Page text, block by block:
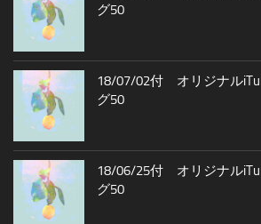
グ50
18/07/02付 オリジナル
グ50
18/06/25付 オリジナル
グ50